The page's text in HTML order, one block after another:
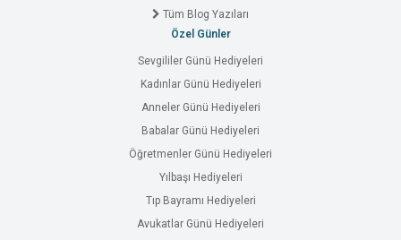
Tüm Blog Yazıları
Özel Günler
Sevgililer Günü Hediyeleri
Kadınlar Günü Hediyeleri
Anneler Günü Hediyeleri
Babalar Günü Hediyeleri
Öğretmenler Günü Hediyeleri
Yılbaşı Hediyeleri
Tıp Bayramı Hediyeleri
Avukatlar Günü Hediyeleri